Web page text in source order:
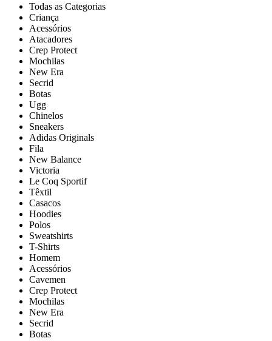
Todas as Categorias
Criança
Acessórios
Atacadores
Crep Protect
Mochilas
New Era
Secrid
Botas
Ugg
Chinelos
Sneakers
Adidas Originals
Fila
New Balance
Victoria
Le Coq Sportif
Têxtil
Casacos
Hoodies
Polos
Sweatshirts
T-Shirts
Homem
Acessórios
Cavemen
Crep Protect
Mochilas
New Era
Secrid
Botas